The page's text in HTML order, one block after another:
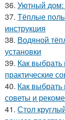
36. Уютный дом:
37. Тёплые
инструкция
38. Водяной
установки
39. Как выбрать
практические
40. Как
советы и
41. Стол